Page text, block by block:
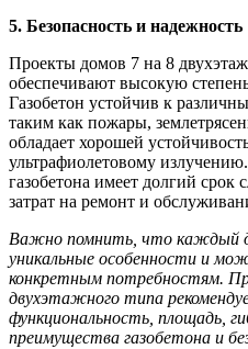
5. Безопасность и надежность
Проекты домов 7 на 8
обеспечивают высокую
Газобетон устойчив к
таким как пожары,
обладает хорошей
ультрафиолетовому
газобетона имеет долгий
затрат на ремонт и
Важно помнить, что каждый
уникальные особенности и
конкретным потребностям.
двухэтажного типа
функциональность, площадь,
преимущества газобетона и